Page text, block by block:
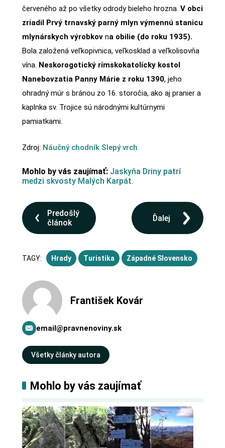
červeného až po všetky odrody bieleho hrozna. V obci
zriadil Prvý trnavský parný mlyn výmennú stanicu
mlynárskych výrobkov na obilie (do roku 1935).
Bola založená veľkopivnica, veľkosklad a veľkolisovňa
vína. Neskorogotický rímskokatolícky kostol
Nanebovzatia Panny Márie z roku 1390, jeho
ohradný múr s bránou zo 16. storočia, ako aj pranier a
kaplnka sv. Trojice sú národnými kultúrnymi
pamiatkami.
Zdroj: Náučný chodník Slepý vrch
Mohlo by vás zaujímať: Jaskyňa Driny patrí
medzi skvosty Malých Karpát.
Predošlý
článok
Ďalej
TAGY: Hrady Turistika Západné Slovensko
František Kovár
email@pravnenoviny.sk
Všetky články autora
Mohlo by vás zaujímať